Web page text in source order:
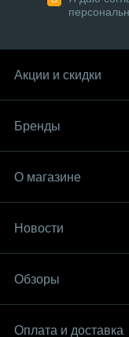
Акции и скидки
Бренды
О магазине
Новости
Обзоры
Оплата и доставка